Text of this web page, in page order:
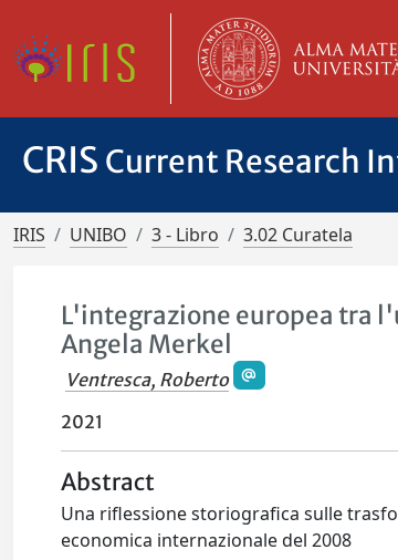
CRIS Current Research
IRIS UNIBO 3 - Libro 3.02 Curatela
L'integrazione europea tra
Angela Merkel
Ventresca, Roberto
2021
Abstract
Una riflessione storiografica sulle
economica internazionale del 2008